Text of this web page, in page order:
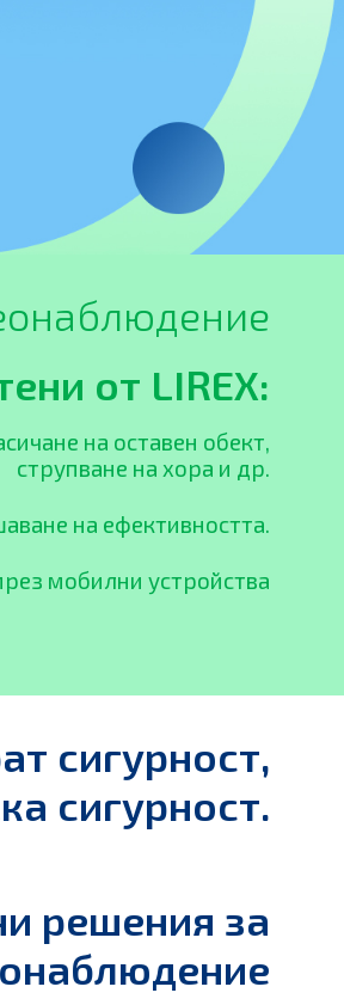
от LIREX:
на оставен обект,
струпване на хора и др.
на ефективността.
мобилни устройства
сигурност,
сигурност.
решения за